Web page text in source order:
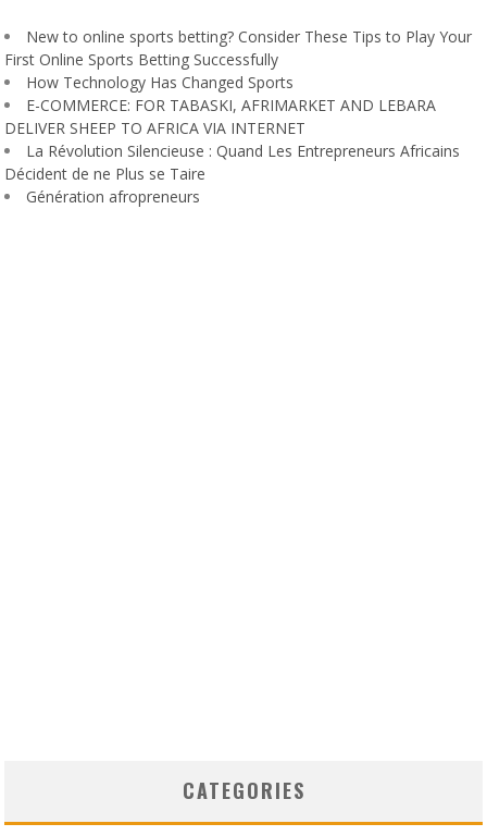
New to online sports betting? Consider These Tips to Play Your
First Online Sports Betting Successfully
How Technology Has Changed Sports
E-COMMERCE: FOR TABASKI, AFRIMARKET AND LEBARA
DELIVER SHEEP TO AFRICA VIA INTERNET
La Révolution Silencieuse : Quand Les Entrepreneurs Africains
Décident de ne Plus se Taire
Génération afropreneurs
CATEGORIES